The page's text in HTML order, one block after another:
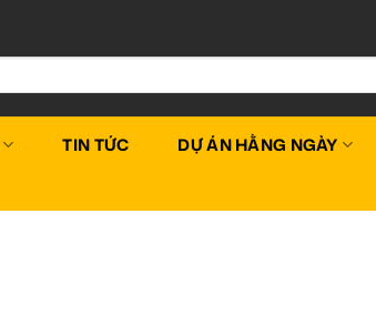
TIN TỨC DỰ ÁN HẰNG NGÀY